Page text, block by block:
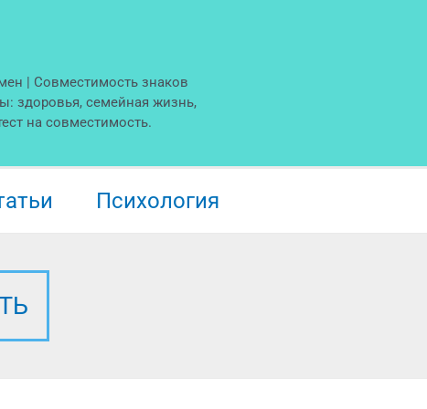
| Совместимость знаков
здоровья, семейная жизнь,
на совместимость.
Психология